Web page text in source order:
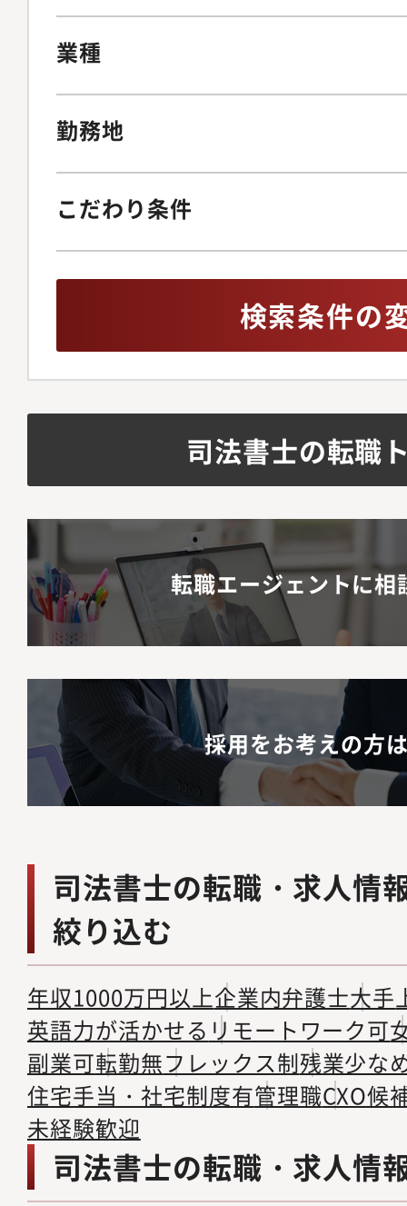
業種
勤務地
こだわり条件
検索条件の
司法書士の転職
転職エージェントに相
採用をお考えの方
司法書士の転職・求人情
絞り込む
年収1000万円以上企業内弁護士大手
英語力が活かせる リモートワーク可
副業可転勤無フレックス制残業少な
住宅手当・社宅制度有管理職CXO候
未経験歓迎
司法書士の転職・求人情